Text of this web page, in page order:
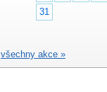
31
všechny akce »